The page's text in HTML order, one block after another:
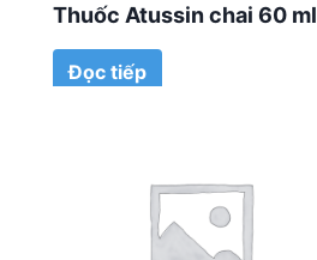
Thuốc Atussin chai 60 ml
Đọc tiếp